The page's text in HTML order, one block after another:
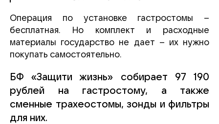
Операция по установке гастростомы –
бесплатная. Но комплект и расходные
материалы государство не дает – их нужно
покупать самостоятельно.
БФ «Защити жизнь» собирает 97 190
рублей на гастростому, а также
сменные трахеостомы, зонды и фильтры
для них.